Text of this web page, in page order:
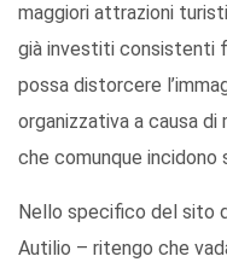
maggiori attrazioni
già investiti consistenti
possa distorcere
organizzativa a causa
che comunque
Nello specifico del sito
Autilio – ritengo che